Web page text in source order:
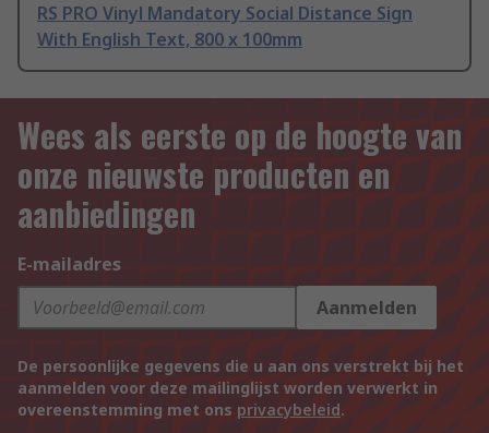
RS PRO Vinyl Mandatory Social Distance Sign
With English Text, 800 x 100mm
Wees als eerste op de hoogte van
onze nieuwste producten en
aanbiedingen
E-mailadres
Aanmelden
De persoonlijke gegevens die u aan ons verstrekt bij het
aanmelden voor deze mailinglijst worden verwerkt in
overeenstemming met ons privacybeleid.